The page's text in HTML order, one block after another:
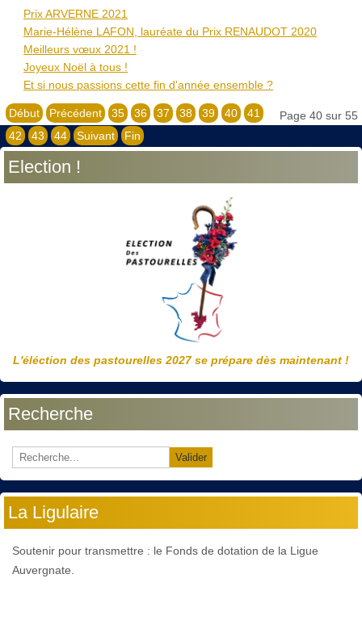
Prix ARVERNE 2021
Marie-Hélène LAFON, lauréate du Prix RENAUDOT 2020
Meilleurs vœux 2021 !
Joyeux Noël à tous !
Et si nous passions cette fin d'année ensemble ?
Page 40 sur 55
Début Précédent 35 36 37 38 39 40
41
42
43 44 Suivant Fin
Election !
L'éléction des pastourelles 2027 se prépare dès maintenant !
Recherche
Valider
La Ligulaire
Soutenir pour transmettre : le Fonds de dotation de la Ligue
Auvergnate.